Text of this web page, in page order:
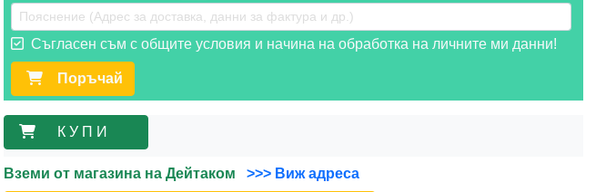
Съгласен съм с общите условия и начина на обработка на личните ми данни!
Поръчай
К У П И
Вземи от магазина на Дейтаком >>> Виж адреса